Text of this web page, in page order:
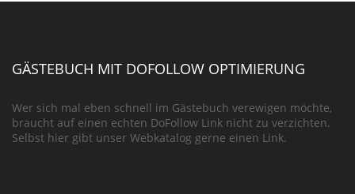
GÄSTEBUCH MIT DOFOLLOW OPTIMIERUNG
Wer sich mal eben schnell im Gästebuch verewigen möchte,
braucht auf einen echten DoFollow Link nicht zu verzichten.
Selbst hier gibt unser Webkatalog gerne einen Link.